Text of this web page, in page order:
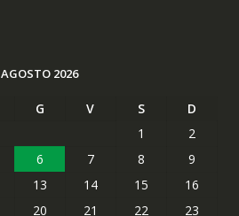
AGOSTO 2026
G V S
D
1
2
6 7 8
9
13 14 15
16
20 21 22
23